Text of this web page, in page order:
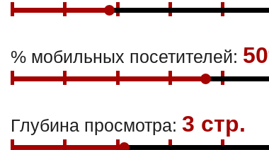
% мобильных посетителей:
Глубина просмотра: 3 стр.